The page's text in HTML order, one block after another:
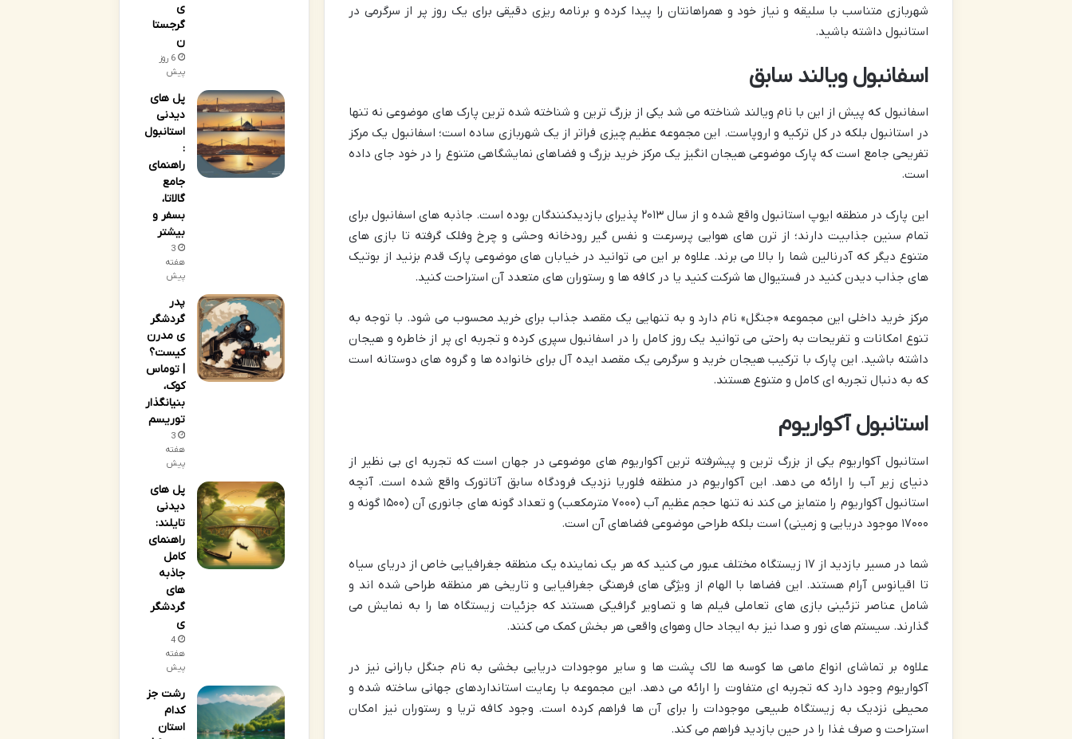
شهربازی متناسب با سلیقه و نیاز خود و همراهانتان را پیدا کرده و برنامه ریزی دقیقی برای یک روز پر از سرگرمی در
استانبول داشته باشید.
اسفانبول ویالند سابق
اسفانبول که پیش از این با نام ویالند شناخته می شد یکی از بزرگ ترین و شناخته شده ترین پارک های موضوعی نه تنها
در استانبول بلکه در کل ترکیه و اروپاست. این مجموعه عظیم چیزی فراتر از یک شهربازی ساده است؛ اسفانبول یک مرکز
تفریحی جامع است که پارک موضوعی هیجان انگیز یک مرکز خرید بزرگ و فضاهای نمایشگاهی متنوع را در خود جای داده
است.
این پارک در منطقه ایوپ استانبول واقع شده و از سال ۲۰۱۳ پذیرای بازدیدکنندگان بوده است. جاذبه های اسفانبول برای
تمام سنین جذابیت دارند؛ از ترن های هوایی پرسرعت و نفس گیر رودخانه وحشی و چرخ وفلک گرفته تا بازی های
متنوع دیگر که آدرنالین شما را بالا می برند. علاوه بر این می توانید در خیابان های موضوعی پارک قدم بزنید از بوتیک
های جذاب دیدن کنید در فستیوال ها شرکت کنید یا در کافه ها و رستوران های متعدد آن استراحت کنید.
مرکز خرید داخلی این مجموعه «جنگل» نام دارد و به تنهایی یک مقصد جذاب برای خرید محسوب می شود. با توجه به
تنوع امکانات و تفریحات به راحتی می توانید یک روز کامل را در اسفانبول سپری کرده و تجربه ای پر از خاطره و هیجان
داشته باشید. این پارک با ترکیب هیجان خرید و سرگرمی یک مقصد ایده آل برای خانواده ها و گروه های دوستانه است
که به دنبال تجربه ای کامل و متنوع هستند.
استانبول آکواریوم
استانبول آکواریوم یکی از بزرگ ترین و پیشرفته ترین آکواریوم های موضوعی در جهان است که تجربه ای بی نظیر از
دنیای زیر آب را ارائه می دهد. این آکواریوم در منطقه فلوریا نزدیک فرودگاه سابق آتاتورک واقع شده است. آنچه
استانبول آکواریوم را متمایز می کند نه تنها حجم عظیم آب (۷۰۰۰ مترمکعب) و تعداد گونه های جانوری آن (۱۵۰۰ گونه و
۱۷۰۰۰ موجود دریایی و زمینی) است بلکه طراحی موضوعی فضاهای آن است.
شما در مسیر بازدید از ۱۷ زیستگاه مختلف عبور می کنید که هر یک نماینده یک منطقه جغرافیایی خاص از دریای سیاه
تا اقیانوس آرام هستند. این فضاها با الهام از ویژگی های فرهنگی جغرافیایی و تاریخی هر منطقه طراحی شده اند و
شامل عناصر تزئینی بازی های تعاملی فیلم ها و تصاویر گرافیکی هستند که جزئیات زیستگاه ها را به نمایش می
گذارند. سیستم های نور و صدا نیز به ایجاد حال وهوای واقعی هر بخش کمک می کنند.
علاوه بر تماشای انواع ماهی ها کوسه ها لاک پشت ها و سایر موجودات دریایی بخشی به نام جنگل بارانی نیز در
آکواریوم وجود دارد که تجربه ای متفاوت را ارائه می دهد. این مجموعه با رعایت استانداردهای جهانی ساخته شده و
محیطی نزدیک به زیستگاه طبیعی موجودات را برای آن ها فراهم کرده است. وجود کافه تریا و رستوران نیز امکان
استراحت و صرف غذا را در حین بازدید فراهم می کند.
ی
گرجستا
ن
6 روز
پیش
پل های
دیدنی
استانبول
:
راهنمای
جامع
گالاتا،
بسفر و
بیشتر
3
هفته
پیش
پدر
گردشگر
ی مدرن
کیست؟
| توماس
کوک،
بنیانگذار
توریسم
3
هفته
پیش
پل های
دیدنی
تایلند:
راهنمای
کامل
جاذبه
های
گردشگر
ی
4
هفته
پیش
رشت جز
کدام
استان